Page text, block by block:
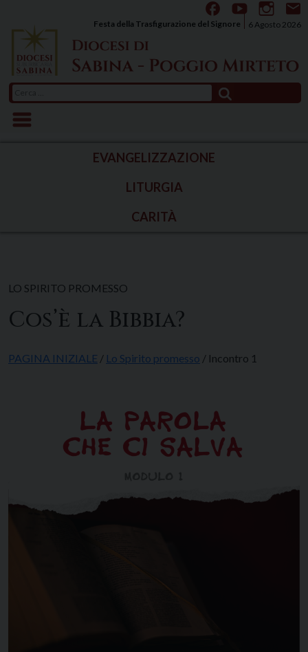
content
6 Agosto 2026
Festa della Trasfigurazione del Signore
per:
EVANGELIZZAZIONE
LITURGIA
CARITÀ
LO SPIRITO PROMESSO
Cos’è la Bibbia?
PAGINA INIZIALE / Lo Spirito promesso / Incontro 1